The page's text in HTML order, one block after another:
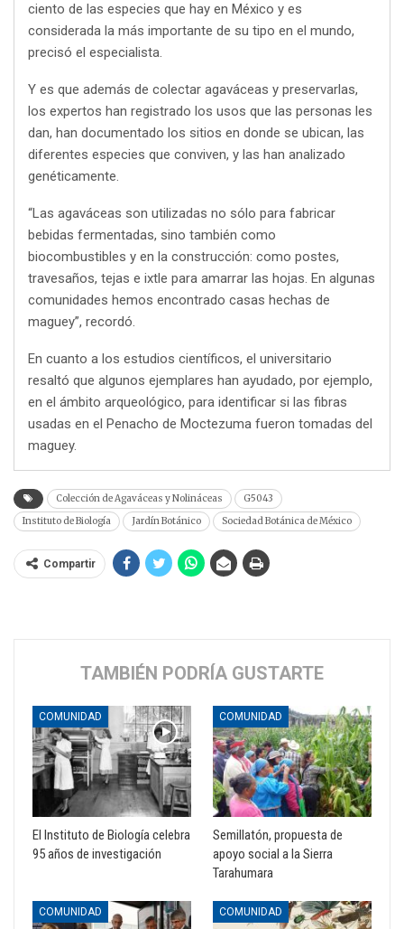
ciento de las especies que hay en México y es
considerada la más importante de su tipo en el mundo,
precisó el especialista.
Y es que además de colectar agaváceas y preservarlas,
los expertos han registrado los usos que las personas les
dan, han documentado los sitios en donde se ubican, las
diferentes especies que conviven, y las han analizado
genéticamente.
“Las agaváceas son utilizadas no sólo para fabricar
bebidas fermentadas, sino también como
biocombustibles y en la construcción: como postes,
travesaños, tejas e ixtle para amarrar las hojas. En algunas
comunidades hemos encontrado casas hechas de
maguey”, recordó.
En cuanto a los estudios científicos, el universitario
resaltó que algunos ejemplares han ayudado, por ejemplo,
en el ámbito arqueológico, para identificar si las fibras
usadas en el Penacho de Moctezuma fueron tomadas del
maguey.
Colección de Agaváceas y Nolináceas
G5043
Instituto de Biología
Jardín Botánico Sociedad Botánica de México
Compartir
TAMBIÉN PODRÍA GUSTARTE
COMUNIDAD
El Instituto de Biología celebra
95 años de investigación
COMUNIDAD
Semillatón, propuesta de
apoyo social a la Sierra
Tarahumara
COMUNIDAD COMUNIDAD